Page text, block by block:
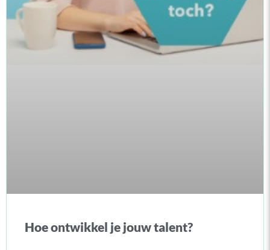
Hoe ontwikkel je jouw talent?